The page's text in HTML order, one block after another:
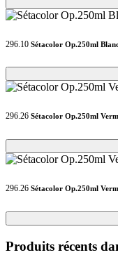
296.10 Sétacolor Op.250ml
Loading...
Loading...
296.26 Sétacolor Op.250ml
Loading...
Loading...
296.26 Sétacolor Op.250ml
Loading...
Loading...
Produits récents